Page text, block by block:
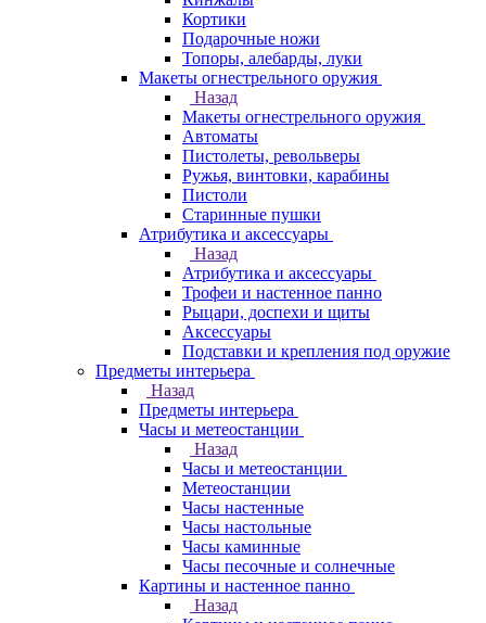
Кортики
Подарочные ножи
Топоры, алебарды, луки
Макеты огнестрельного оружия
Назад
Макеты огнестрельного оружия
Автоматы
Пистолеты, револьверы
Ружья, винтовки, карабины
Пистоли
Старинные пушки
Атрибутика и аксессуары
Назад
Атрибутика и аксессуары
Трофеи и настенное панно
Рыцари, доспехи и щиты
Аксессуары
Подставки и крепления под оружие
Предметы интерьера
Назад
Предметы интерьера
Часы и метеостанции
Назад
Часы и метеостанции
Метеостанции
Часы настенные
Часы настольные
Часы каминные
Часы песочные и солнечные
Картины и настенное панно
Назад